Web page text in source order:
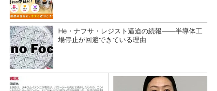
He・ナフサ・レジスト逼迫の続報――半導体工
場停止が回避できている理由